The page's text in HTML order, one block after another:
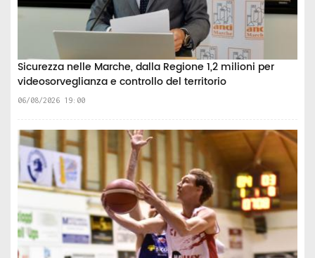
Sicurezza nelle Marche, dalla Regione 1,2 milioni per
videosorveglianza e controllo del territorio
06/08/2026 19:00